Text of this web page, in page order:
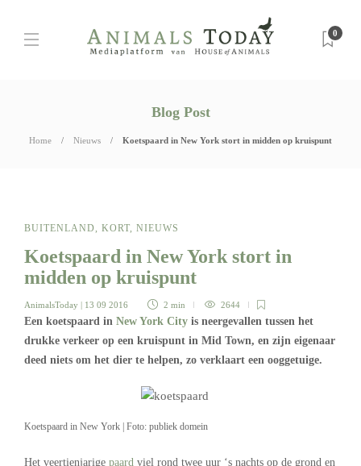
0
Blog Post
Home Nieuws Koetspaard in New York stort in midden op kruispunt
BUITENLAND, KORT, NIEUWS
Koetspaard in New York stort in
midden op kruispunt
AnimalsToday | 13 09 2016 2 min 2644
Een koetspaard in New York City is neergevallen tussen het
drukke verkeer op een kruispunt in Mid Town, en zijn eigenaar
deed niets om het dier te helpen, zo verklaart een ooggetuige.
Koetspaard in New York | Foto: publiek domein
Het veertienjarige paard viel rond twee uur ‘s nachts op de grond en